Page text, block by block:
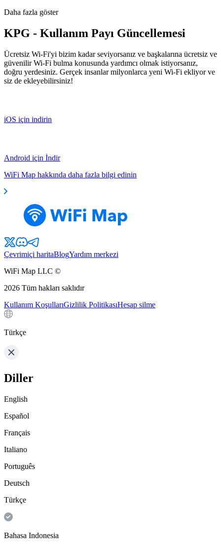
Daha fazla göster
KPG - Kullanım Payı Güncellemesi
Ücretsiz Wi-Fi'yi bizim kadar seviyorsanız ve başkalarına ücretsiz ve
güvenilir Wi-Fi bulma konusunda yardımcı olmak istiyorsanız,
doğru yerdesiniz. Gerçek insanlar milyonlarca yeni Wi-Fi ekliyor ve
siz de ekleyebilirsiniz!
iOS için indirin
Android için İndir
WiFi Map hakkında daha fazla bilgi edinin
Çevrimiçi haritaBlogYardım merkezi
WiFi Map LLC ©
2026 Tüm hakları saklıdır
Kullanım KoşullarıGizlilik PolitikasıHesap silme
Türkçe
Diller
English
Español
Français
Italiano
Português
Deutsch
Türkçe
Bahasa Indonesia